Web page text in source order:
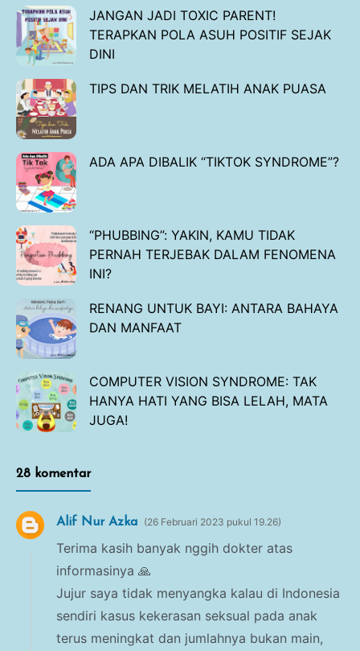
JANGAN JADI TOXIC PARENT!
TERAPKAN POLA ASUH POSITIF SEJAK
DINI
TIPS DAN TRIK MELATIH ANAK PUASA
ADA APA DIBALIK “TIKTOK SYNDROME”?
“PHUBBING”: YAKIN, KAMU TIDAK
PERNAH TERJEBAK DALAM FENOMENA
INI?
RENANG UNTUK BAYI: ANTARA BAHAYA
DAN MANFAAT
COMPUTER VISION SYNDROME: TAK
HANYA HATI YANG BISA LELAH, MATA
JUGA!
28 komentar
Alif Nur Azka 26 Februari 2023 pukul 19.26
Terima kasih banyak nggih dokter atas
informasinya 🙏
Jujur saya tidak menyangka kalau di Indonesia
sendiri kasus kekerasan seksual pada anak
terus meningkat dan jumlahnya bukan main,